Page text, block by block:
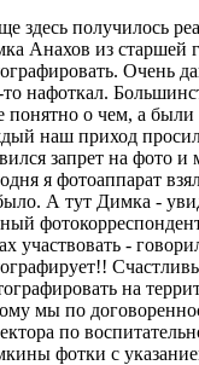
здесь получилось
Анахов из старшей
Очень
то нафоткал.
понятно о чем, а
наш приход
запрет на фото
я фотоаппарат
А тут Димка -
участвовать -
на
мы по
по
фотки с